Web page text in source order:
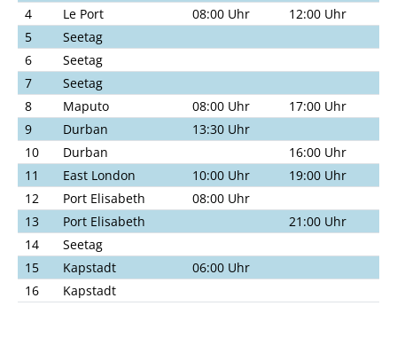
4
Le Port 08:00 Uhr
12:00 Uhr
5
Seetag
6
Seetag
7
Seetag
8
Maputo 08:00 Uhr
17:00 Uhr
9
Durban
13:30 Uhr
10
Durban
16:00 Uhr
11
East London 10:00 Uhr
19:00 Uhr
12
Port Elisabeth
08:00 Uhr
13
Port Elisabeth
21:00 Uhr
14
Seetag
15
Kapstadt
06:00 Uhr
16
Kapstadt